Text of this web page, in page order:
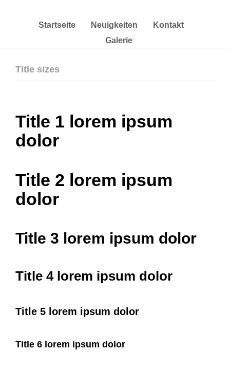
Startseite Neuigkeiten
Kontakt
Galerie
Title sizes
Title 1 lorem ipsum
dolor
Title 2 lorem ipsum
dolor
Title 3 lorem ipsum dolor
Title 4 lorem ipsum dolor
Title 5 lorem ipsum dolor
Title 6 lorem ipsum dolor